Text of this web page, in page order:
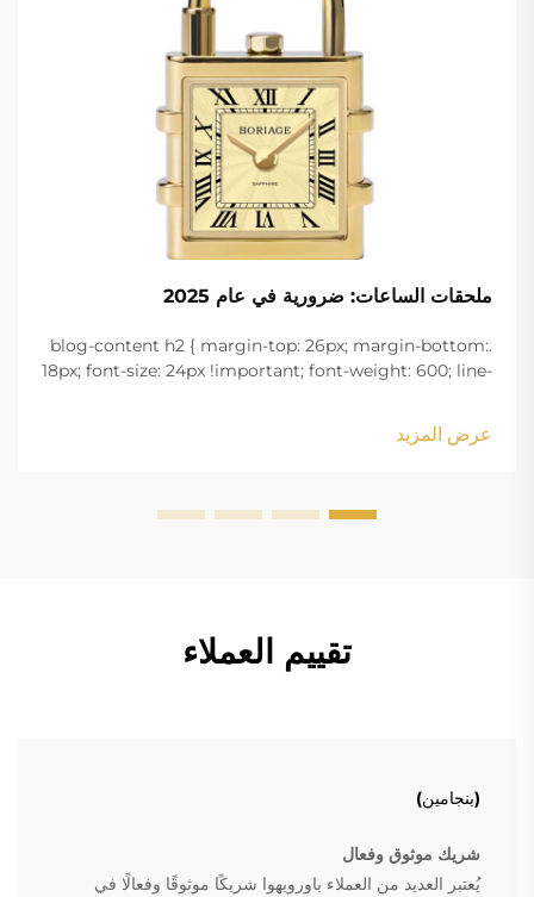
ملحقات الساعات: ضرورية في عام 2025
.blog-content h2 { margin-top: 26px; margin-bottom:
18px; font-size: 24px !important; font-weight: 600; line-
margin-bottom: 18px; font-size: 20px !important; font-
w...
عرض المزيد
تقييم العملاء
(بنجامين)
شريك موثوق وفعال
يُعتبر العديد من العملاء باورويهوا شريكًا موثوقًا وفعالًا في